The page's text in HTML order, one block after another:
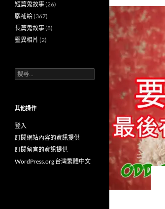
短篇鬼故事(26)
腦補給(367)
長篇鬼故事(8)
靈異相片 (2)
搜
尋
字:
其他操作
登入
訂閱網站內容的資訊提供
訂閱留言的資訊提供
WordPress.org 台灣繁體中文